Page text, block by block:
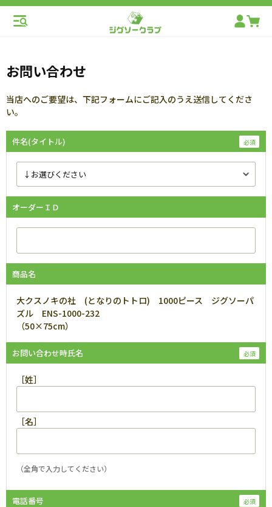
お問い合わせ
当店へのご要望は、下記フォームにご記入のうえ送信してくださ
い。
件名(タイトル)
オーダーＩＤ
商品名
大クスノキの社 (となりのトトロ) 1000ピース ジグソーパ
ズル ENS-1000-232
（50×75cm）
お問い合わせ時氏名
［姓］
［名］
（全角で入力してください）
電話番号